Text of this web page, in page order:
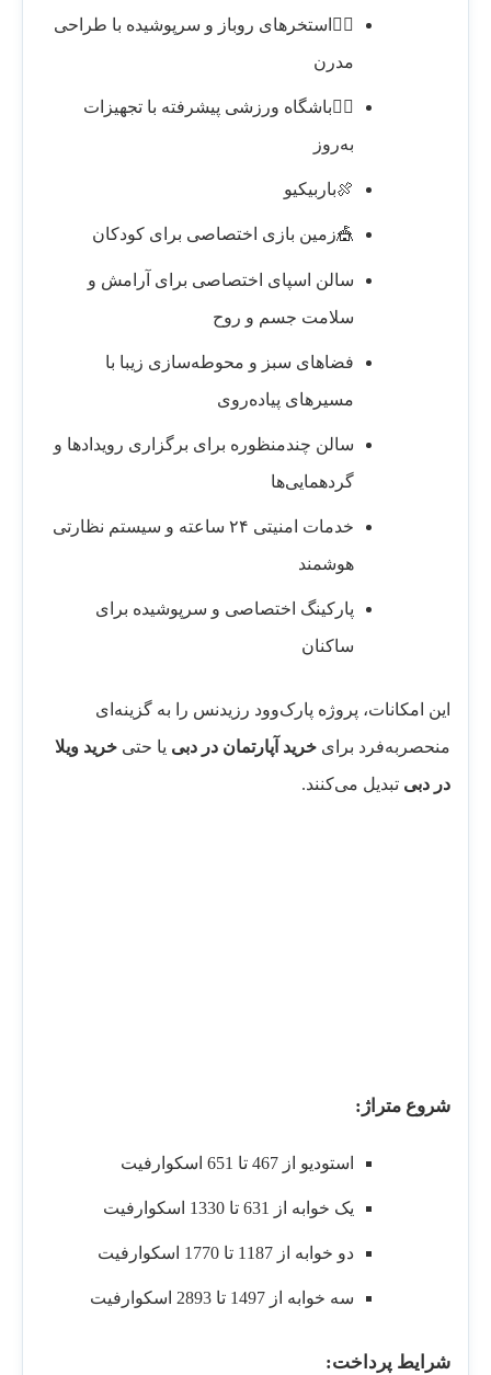
🏊‍♂️استخرهای روباز و سرپوشیده با طراحی
مدرن
🏋️‍♂️باشگاه ورزشی پیشرفته با تجهیزات
به‌روز
🍖باربیکیو
🎪زمین بازی اختصاصی برای کودکان
سالن اسپای اختصاصی برای آرامش و
سلامت جسم و روح
فضاهای سبز و محوطه‌سازی زیبا با
مسیرهای پیاده‌روی
سالن چندمنظوره برای برگزاری رویدادها و
گردهمایی‌ها
خدمات امنیتی ۲۴ ساعته و سیستم نظارتی
هوشمند
پارکینگ اختصاصی و سرپوشیده برای
ساکنان
این امکانات، پروژه پارک‌وود رزیدنس را به گزینه‌ای
منحصربه‌فرد برایخرید آپارتمان در دبییا حتی خرید ویلا
در دبیتبدیل می‌کنند.
شروع متراژ:
استودیو از 467 تا 651 اسکوارفیت
یک خوابه از 631 تا 1330 اسکوارفیت
دو خوابه از 1187 تا 1770 اسکوارفیت
سه خوابه از 1497 تا 2893 اسکوارفیت
شرایط پرداخت: